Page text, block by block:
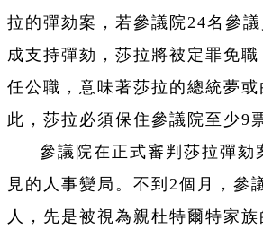
拉的彈劾案，若參議院24名參
成支持彈劾，莎拉將被定罪免
任公職，意味著莎拉的總統夢或
此，莎拉必須保住參議院至少9
參議院在正式審判莎拉彈劾
見的人事變局。不到2個月，參
人，先是被視為親杜特爾特家